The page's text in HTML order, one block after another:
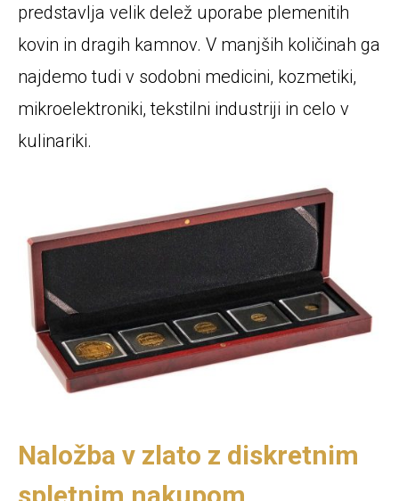
predstavlja velik delež uporabe plemenitih
kovin in dragih kamnov. V manjših količinah ga
najdemo tudi v sodobni medicini, kozmetiki,
mikroelektroniki, tekstilni industriji in celo v
kulinariki.
Naložba v zlato z diskretnim